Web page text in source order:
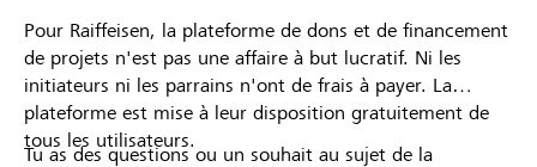
Pour Raiffeisen, la plateforme de dons et de financement
de projets n'est pas une affaire à but lucratif. Ni les
initiateurs ni les parrains n'ont de frais à payer. La
plateforme est mise à leur disposition gratuitement de
tous les utilisateurs.
Tu as des questions ou un souhait au sujet de la